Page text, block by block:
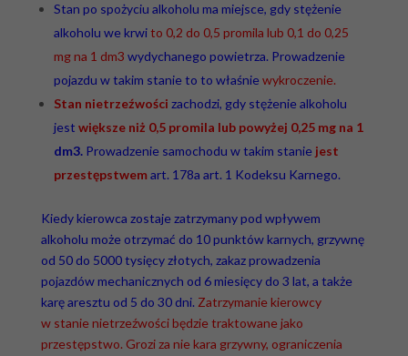
Stan po spożyciu alkoholu ma miejsce, gdy stężenie
alkoholu we krwito 0,2 do 0,5 promila lub 0,1 do 0,25
mg na 1 dm3 wydychanego powietrza. Prowadzenie
pojazdu w takim stanie to to właśnie wykroczenie.
Stan nietrzeźwości zachodzi, gdy stężenie alkoholu
jest większe niż 0,5 promila lub powyżej 0,25 mg na 1
dm3.Prowadzenie samochodu w takim stanie jest
przestępstwem art. 178a art. 1 Kodeksu Karnego.
Kiedy kierowca zostaje zatrzymany pod wpływem
alkoholu może otrzymać do 10 punktów karnych, grzywnę
od 50 do 5000 tysięcy złotych, zakaz prowadzenia
pojazdów mechanicznych od 6 miesięcy do 3 lat, a także
karę aresztu od 5 do 30 dni. Zatrzymanie kierowcy
w stanie nietrzeźwości będzie traktowane jako
przestępstwo. Grozi za nie kara grzywny, ograniczenia